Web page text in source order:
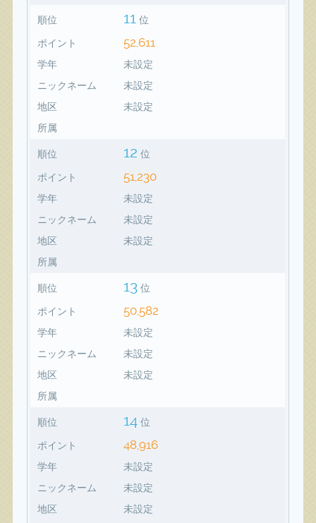
順位 11 位
ポイント 52,611
学年
未設定
ニックネーム
未設定
地区
未設定
所属
順位 12 位
ポイント 51,230
学年
未設定
ニックネーム
未設定
地区
未設定
所属
順位 13 位
ポイント 50,582
学年
未設定
ニックネーム
未設定
地区
未設定
所属
順位 14 位
ポイント 48,916
学年
未設定
ニックネーム
未設定
地区
未設定